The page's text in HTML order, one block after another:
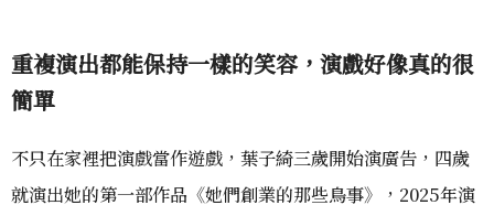
重複演出都能保持一樣的笑容，演戲好像真的很
簡單
不只在家裡把演戲當作遊戲，葉子綺三歲開始演廣告，四歲
就演出她的第一部作品《她們創業的那些鳥事》，2025年演